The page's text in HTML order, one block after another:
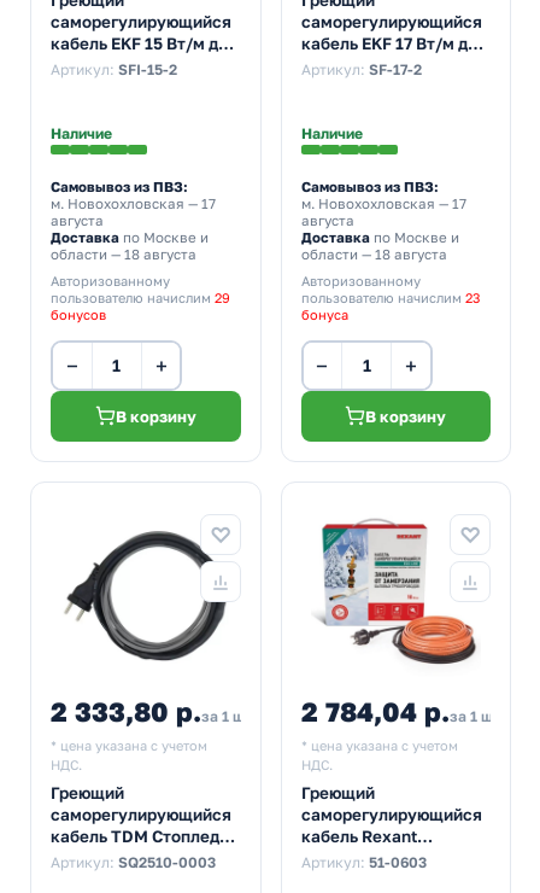
саморегулирующийся
кабель EKF 15 Вт/м для
обогрева
Артикул: SFI-15-2
Наличие
Самовывоз из ПВЗ:
м. Новохохловская — 17
августа
Доставка по Москве и
области — 18 августа
Авторизованному
пользователю начислим 29
бонусов
− +
В корзину
саморегулирующийся
кабель EKF 17 Вт/м для
обогрева
Артикул: SF-17-2
Наличие
Самовывоз из ПВЗ:
м. Новохохловская — 17
августа
Доставкапо Москве и
области — 18 августа
Авторизованному
пользователю начислим 23
бонуса
− +
В корзину
2 333,80 р.за 1 шт
* цена указана с учетом
НДС.
Греющий
саморегулирующийся
кабель TDM Стоплед
НСК6-Н с вилкой, на
Артикул: SQ2510-0003
2 784,04 р.за 1 шт
* цена указана с учетом
НДС.
Греющий
саморегулирующийся
кабель Rexant
(комплект в трубу)
Артикул: 51-0603